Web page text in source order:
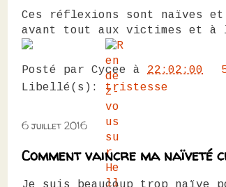
Ces réflexions sont naïves
avant tout aux victimes et à
Posté par Cycee à 22:02:00
Libellé(s): tristesse
6 juillet 2016
Comment vaincre ma naïveté